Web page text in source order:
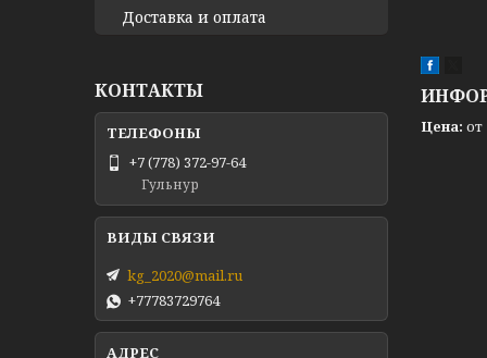
Цена: от
Доставка и оплата
КОНТАКТЫ
+7 (778) 372-97-64
Гульнур
kg_2020@mail.ru
+77783729764